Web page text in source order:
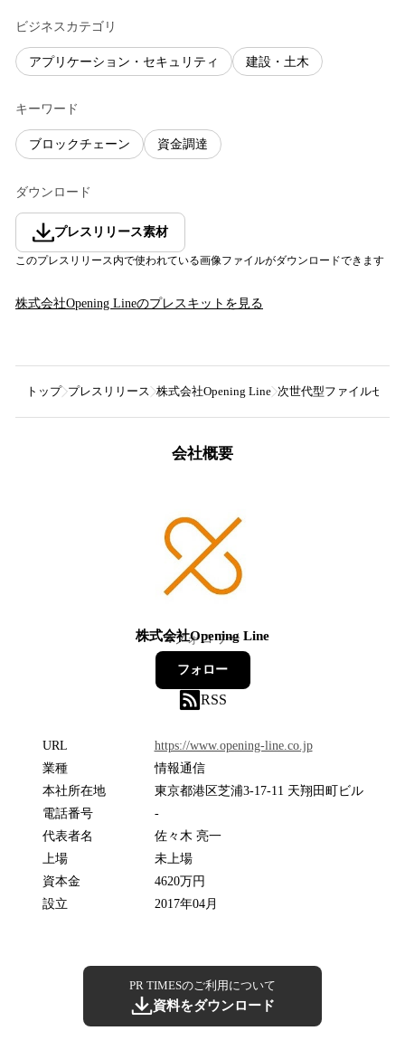
ビジネスカテゴリ
アプリケーション・セキュリティ 建設・土木
キーワード
ブロックチェーン 資金調達
ダウンロード
プレスリリース素材
このプレスリリース内で使われている画像ファイルがダウンロードできます
株式会社Opening Lineのプレスキットを見る
トップ プレスリリース 株式会社Opening Line 次世代型ファイルセキ
会社概要
株式会社Opening Line
4フォロワー
フォロー
RSS
URL
https://www.opening-line.co.jp
業種
情報通信
本社所在地
東京都港区芝浦3-17-11 天翔田町ビル
電話番号
-
代表者名
佐々木 亮一
上場
未上場
資本金
4620万円
設立
2017年04月
PR TIMESのご利用について
資料をダウンロード